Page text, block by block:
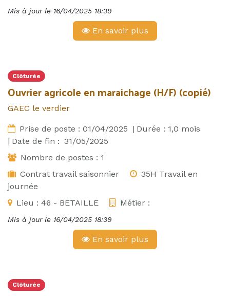
Mis à jour le 16/04/2025 18:39
En savoir plus
Clôturée
Ouvrier agricole en maraichage (H/F) (copié)
GAEC le verdier
Prise de poste : 01/04/2025 | Durée : 1,0 mois
| Date de fin : 31/05/2025
Nombre de postes : 1
Contrat travail saisonnier
35H Travail en
journée
Lieu : 46 - BETAILLE Métier :
Mis à jour le 16/04/2025 18:39
En savoir plus
Clôturée